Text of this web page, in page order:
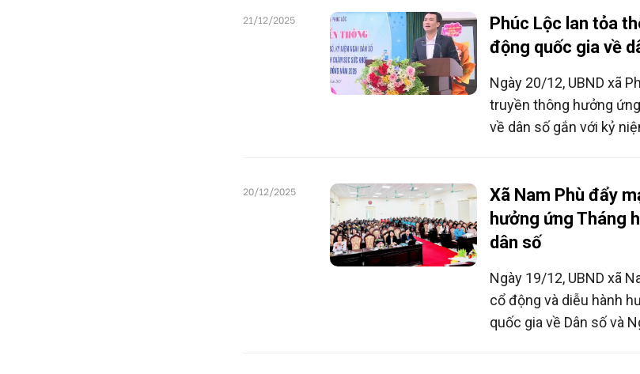
Phúc Lộc lan tỏa
động quốc gia về
Ngày 20/12, UBND xã
truyền thông hưởng
về dân số gắn với kỷ
21/12/2025
Xã Nam Phù đẩy
hưởng ứng Tháng
dân số
Ngày 19/12, UBND xã
cổ động và diễu hành
quốc gia về Dân số và
20/12/2025